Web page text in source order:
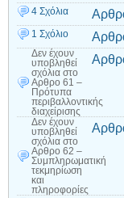
4 Σχόλια
1 Σχόλιο
Δεν έχουν
υποβληθεί
σχόλια στο
Αρθρο 61 –
Πρότυπα
περιβαλλοντικής
διαχείρισης
Δεν έχουν
υποβληθεί
σχόλια στο
Αρθρο 62 –
Συμπληρωματική
τεκμηρίωση
και
πληροφορίες